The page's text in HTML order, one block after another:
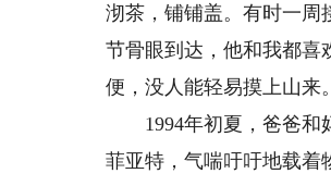
沏茶，铺铺盖。有时一周
节骨眼到达，他和我都喜
便，没人能轻易摸上山来
1994年初夏，爸爸和妈
菲亚特，气喘吁吁地载着